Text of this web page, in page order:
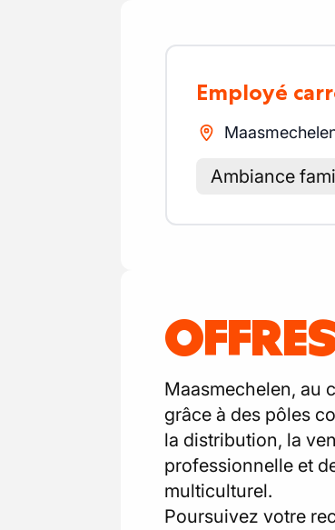
Employé
Ambiance
Maasmechelen, au
grâce à des pôles
la distribution, la
professionnelle et
multiculturel.
Poursuivez votre